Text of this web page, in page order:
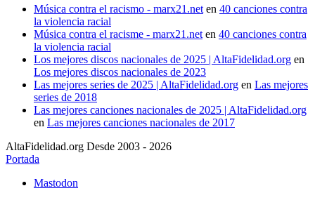
Música contra el racismo - marx21.neten 40 canciones contra
la violencia racial
Música contra el racisme - marx21.neten 40 canciones contra
la violencia racial
Los mejores discos nacionales de 2025 | AltaFidelidad.org en
Los mejores discos nacionales de 2023
Las mejores series de 2025 | AltaFidelidad.org en Las mejores
series de 2018
Las mejores canciones nacionales de 2025 | AltaFidelidad.org
en Las mejores canciones nacionales de 2017
AltaFidelidad.org Desde 2003 - 2026
Portada
Mastodon